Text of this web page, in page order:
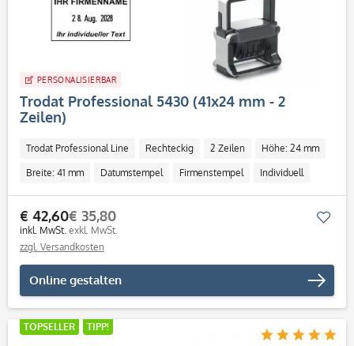
PERSONALISIERBAR
Trodat Professional 5430 (41x24 mm - 2
Zeilen)
Trodat Professional Line Rechteckig 2 Zeilen Höhe: 24 mm
Breite: 41 mm Datumstempel Firmenstempel Individuell
€ 42,60
inkl. MwSt.
€ 35,80
exkl. MwSt.
zzgl. Versandkosten
Online gestalten
TOPSELLER TIPP!